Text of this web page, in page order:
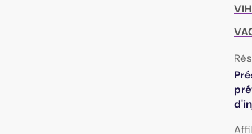
VIH